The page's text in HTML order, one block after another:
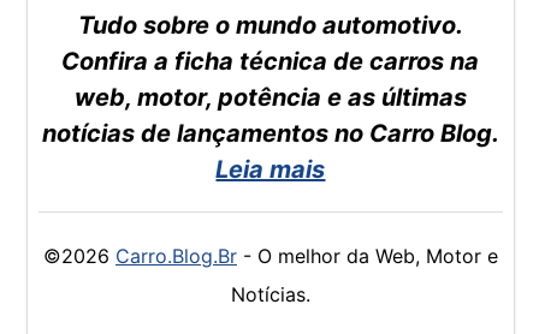
Tudo sobre o mundo automotivo.
Confira a ficha técnica de carros na
web, motor, potência e as últimas
notícias de lançamentos no Carro Blog.
Leia mais
©2026 Carro.Blog.Br- O melhor da Web, Motor e
Notícias.